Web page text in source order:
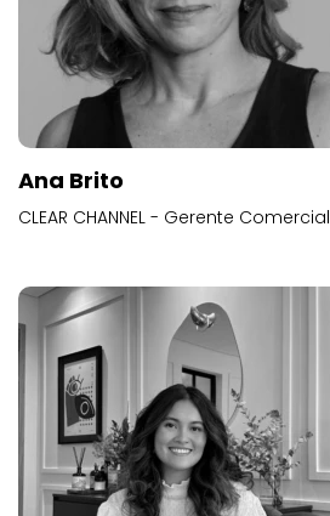
Ana Brito
CLEAR CHANNEL - Gerente Comercial